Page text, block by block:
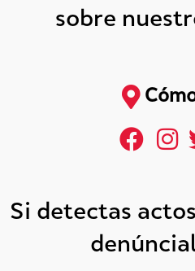
sobre
Si detectas